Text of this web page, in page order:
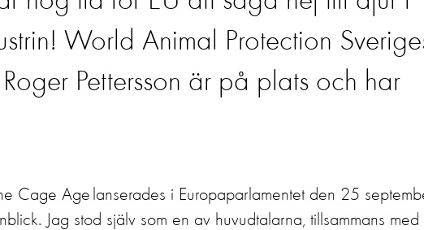
World Animal Protection
Pettersson är på plats och har
Cage Age lanserades i Europaparlamentet den 25
Jag stod själv som en av huvudtalarna, tillsammans med